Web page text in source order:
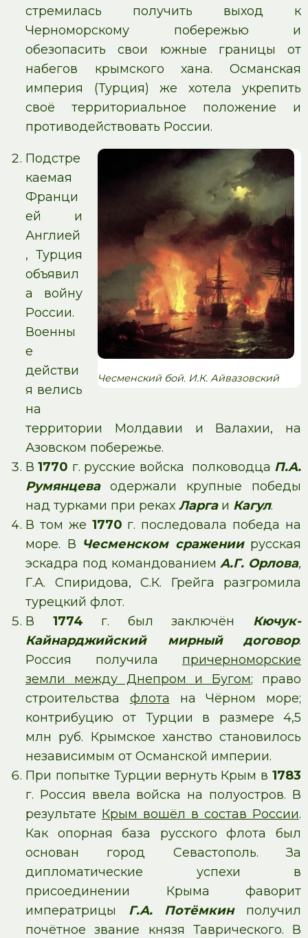
стремилась получить выход к
Черноморскому побережью и
обезопасить свои южные границы от
набегов крымского хана. Османская
империя (Турция) же хотела укрепить
своё территориальное положение и
противодействовать России.
Чесменский бой. И.К. Айвазовский
Подстре
каемая
Франци
ей и
Англией
, Турция
объявил
а войну
России.
Военны
е
действи
я велись
на
территории Молдавии и Валахии, на
Азовском побережье.
В1770 г. русские войска полководца П.А.
Румянцеваодержали крупные победы
над турками при реках Ларга и Кагул.
В том же 1770 г. последовала победа на
море. В Чесменском сражениирусская
эскадра под командованиемА.Г. Орлова,
Г.А. Спиридова, С.К. Грейга разгромила
турецкий флот.
В 1774 г. был заключён Кючук-
Кайнарджийский
мирный договор.
Россия получила причерноморские
земли между Днепром и Бугом; право
строительства флота на Чёрном море;
контрибуцию от Турции в размере 4,5
млн руб. Крымское ханство становилось
независимым от Османской империи.
При попытке Турции вернуть Крым в 1783
г. Россия ввела войска на полуостров. В
результате Крым вошёл в состав России.
Как опорная база русского флота был
основан город Севастополь. За
дипломатические успехи в
присоединении Крыма фаворит
императрицы Г.А. Потёмкинполучил
почётное звание князя Таврического. В